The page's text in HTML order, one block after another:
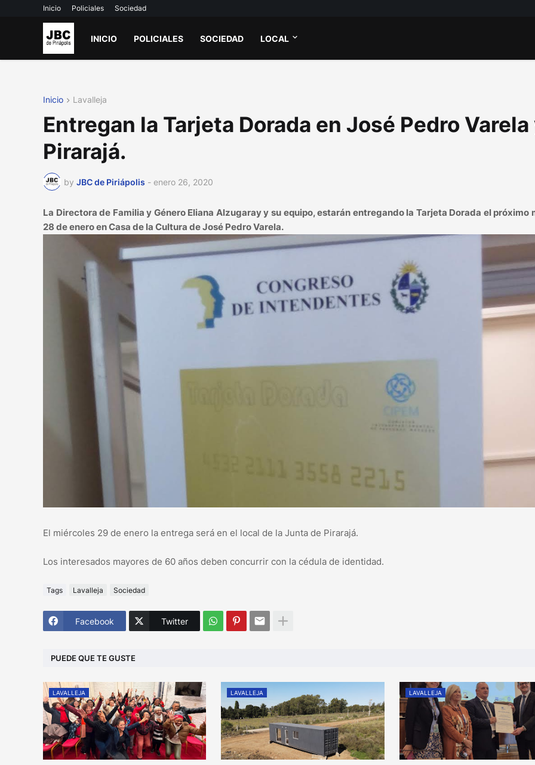
Inicio Policiales Sociedad
INICIO POLICIALES SOCIEDAD LOCAL
Inicio Lavalleja
Entregan la Tarjeta Dorada en José Pedro Varela
Pirarajá.
by JBC de Piriápolis - enero 26, 2020
La Directora de Familia y Género Eliana Alzugaray y su equipo, estarán entregando la Tarjeta Dorada el próximo
28 de enero en Casa de la Cultura de José Pedro Varela.
El miércoles 29 de enero la entrega será en el local de la Junta de Pirarajá.
Los interesados mayores de 60 años deben concurrir con la cédula de identidad.
Tags Lavalleja Sociedad
Facebook Twitter
PUEDE QUE TE GUSTE
LAVALLEJA LAVALLEJA LAVALLEJA